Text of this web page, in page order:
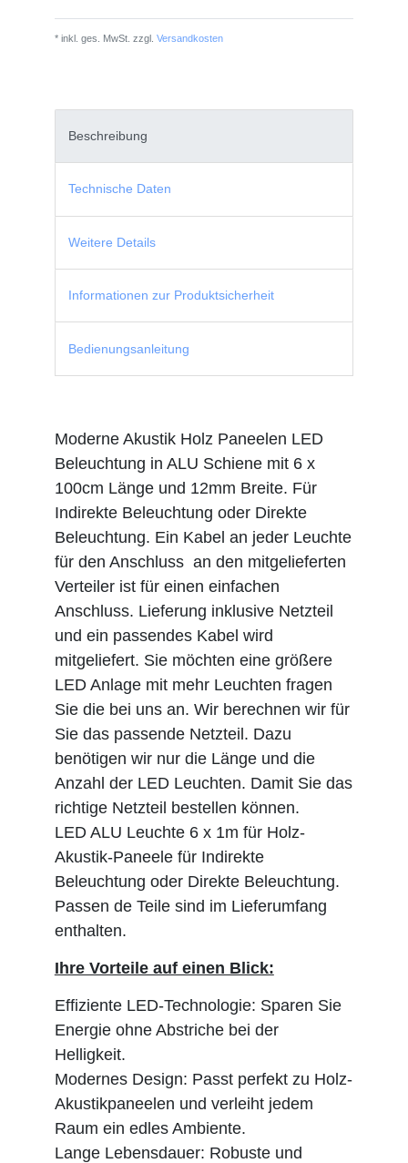
* inkl. ges. MwSt. zzgl. Versandkosten
Beschreibung
Technische Daten
Weitere Details
Informationen zur Produktsicherheit
Bedienungsanleitung
Moderne Akustik Holz Paneelen LED
Beleuchtung in ALU Schiene mit 6 x
100cm Länge und 12mm Breite. Für
Indirekte Beleuchtung oder Direkte
Beleuchtung. Ein Kabel an jeder Leuchte
für den Anschluss an den mitgelieferten
Verteiler ist für einen einfachen
Anschluss. Lieferung inklusive Netzteil
und ein passendes Kabel wird
mitgeliefert. Sie möchten eine größere
LED Anlage mit mehr Leuchten fragen
Sie die bei uns an. Wir berechnen wir für
Sie das passende Netzteil. Dazu
benötigen wir nur die Länge und die
Anzahl der LED Leuchten. Damit Sie das
richtige Netzteil bestellen können.
LED ALU Leuchte 6 x 1m für Holz-
Akustik-Paneele für Indirekte
Beleuchtung oder Direkte Beleuchtung.
Passen de Teile sind im Lieferumfang
enthalten.
Ihre Vorteile auf einen Blick:
Effiziente LED-Technologie: Sparen Sie
Energie ohne Abstriche bei der
Helligkeit.
Modernes Design: Passt perfekt zu Holz-
Akustikpaneelen und verleiht jedem
Raum ein edles Ambiente.
Lange Lebensdauer: Robuste und